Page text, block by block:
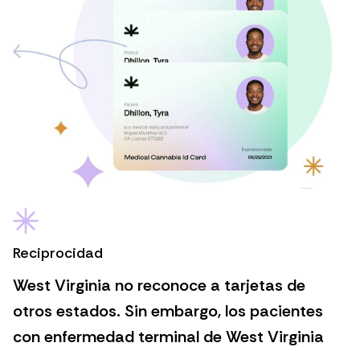
Reciprocidad
West Virginia no reconoce a tarjetas de
otros estados. Sin embargo, los pacientes
con enfermedad terminal de West Virginia